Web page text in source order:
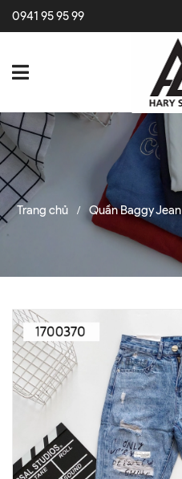
0941 95 95 99
Trang chủ / Quần Baggy Jean